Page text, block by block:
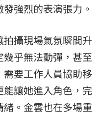
強烈的表演張力。
攝現場氣氛瞬間升
乎無法動彈，甚至
要工作人員協助移
讓她進入角色，完
。金雲也在多場重